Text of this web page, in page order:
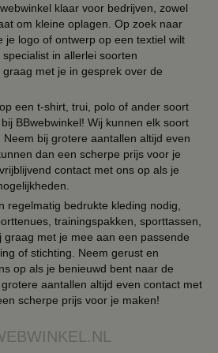
klaar voor bedrijven, zowel
om kleine oplagen. Op zoek naar
je logo of ontwerp op een textiel wilt
in allerlei soorten
met je in gesprek over de
een t-shirt, trui, polo of ander soort
BBwebwinkel! Wij kunnen elk soort
bij grotere aantallen altijd even
dan een scherpe prijs voor je
contact met ons op als je
regelmatig bedrukte kleding nodig,
trainingspakken, sporttassen,
graag met je mee aan een passende
of stichting. Neem gerust en
op als je benieuwd bent naar de
aantallen altijd even contact met
scherpe prijs voor je maken!